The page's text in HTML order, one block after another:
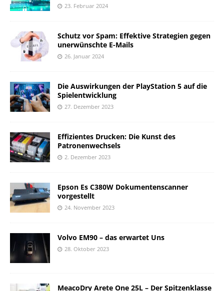
23. Februar 2024
Schutz vor Spam: Effektive Strategien gegen
unerwünschte E-Mails
26. Januar 2024
Die Auswirkungen der PlayStation 5 auf die
Spielentwicklung
27. Dezember 2023
Effizientes Drucken: Die Kunst des
Patronenwechsels
2. Dezember 2023
Epson Es C380W Dokumentenscanner
vorgestellt
24. November 2023
Volvo EM90 – das erwartet Uns
28. Oktober 2023
MeacoDry Arete One 25L – Der Spitzenklasse